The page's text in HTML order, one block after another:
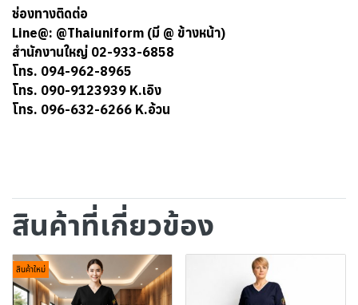
ช่องทางติดต่อ
Line@: @Thaiuniform (มี @ ข้างหน้า)
สำนักงานใหญ่ 02-933-6858
โทร. 094-962-8965
โทร. 090-9123939 K.เอิง
โทร. 096-632-6266 K.อ้วน
สินค้าที่เกี่ยวข้อง
สินค้าใหม่